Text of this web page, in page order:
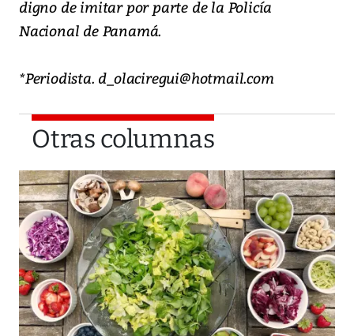
digno de imitar por parte de la Policía
Nacional de Panamá.
*Periodista. d_olaciregui@hotmail.com
Otras columnas